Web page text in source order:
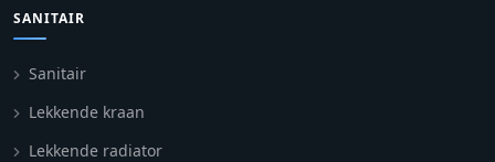
SANITAIR
Sanitair
Lekkende kraan
Lekkende radiator